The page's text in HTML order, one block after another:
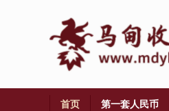
首页 第一套人民币